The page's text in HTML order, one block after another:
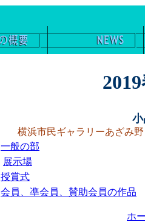
横浜市民ギャラリーあざみ
一般の部
展示場
授賞式
会員、凖会員、賛助会員の作品
ホ